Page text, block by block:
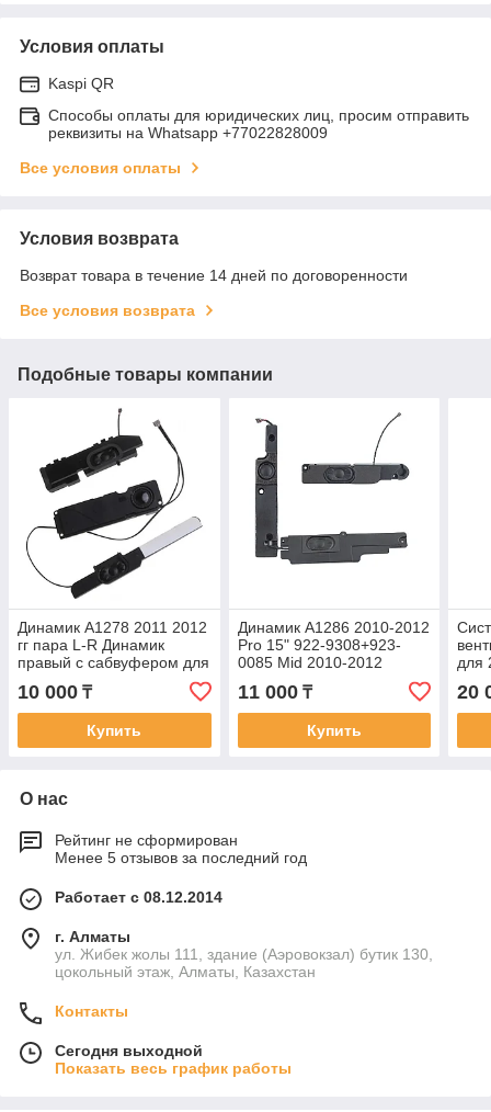
Условия оплаты
Kaspi QR
Способы оплаты для юридических лиц, просим отправить
реквизиты на Whatsapp +77022828009
Все условия оплаты
Условия возврата
Возврат товара в течение 14 дней по договоренности
Все условия возврата
Подобные товары компании
Динамик A1278 2011 2012
гг пара L-R Динамик
правый с сабвуфером для
10 000 ₸
Купить
Динамик A1286 2010-2012
Pro 15" 922-9308+923-
0085 Mid 2010-2012
инамики левый и правый
пара
11 000₸
Купить
для
20
О нас
Рейтинг не сформирован
Менее 5 отзывов за последний год
Работает с 08.12.2014
г. Алматы
ул. Жибек жолы 111, здание (Аэровокзал) бутик 130,
цокольный этаж, Алматы, Казахстан
Контакты
Сегодня выходной
Показать весь график работы